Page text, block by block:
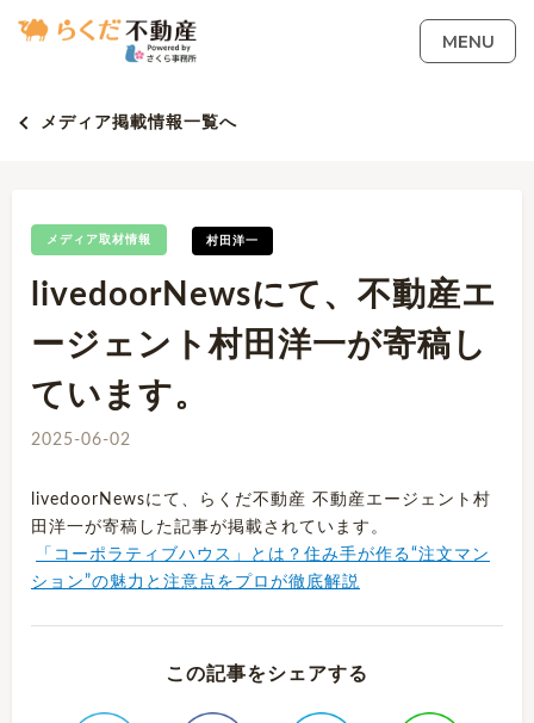
MENU
メディア掲載情報一覧へ
メディア取材情報 村田洋一
livedoorNewsにて、不動産エ
ージェント村田洋一が寄稿し
ています。
2025-06-02
livedoorNewsにて、らくだ不動産 不動産エージェント村
田洋一が寄稿した記事が掲載されています。
「コーポラティブハウス」とは？住み手が作る“注文マン
ション”の魅力と注意点をプロが徹底解説
この記事をシェアする